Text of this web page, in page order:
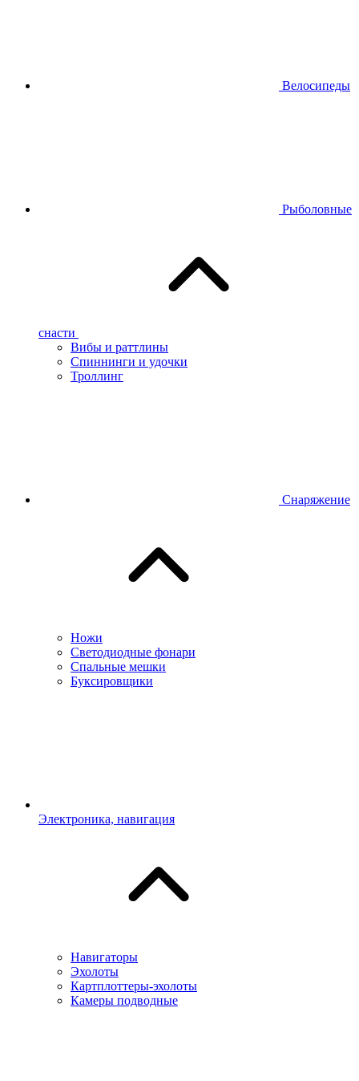
Велосипеды
Рыболовные
снасти
Вибы и раттлины
Спиннинги и удочки
Троллинг
Снаряжение
Ножи
Светодиодные фонари
Спальные мешки
Буксировщики
Электроника, навигация
Навигаторы
Эхолоты
Картплоттеры-эхолоты
Камеры подводные